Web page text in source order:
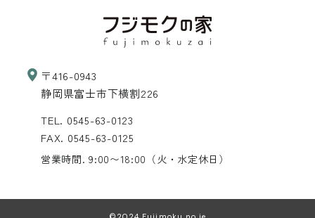
〒416-0943
静岡県富士市下横割226
TEL. 0545-63-0123
FAX. 0545-63-0125
営業時間. 9:00〜18:00 （火・水定休日）